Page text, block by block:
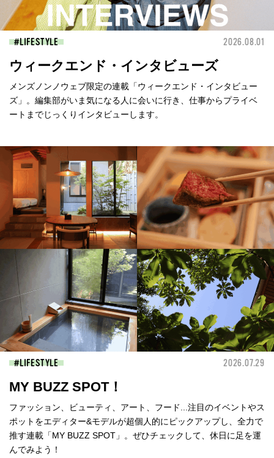
LIFESTYLE 2026.08.01
ウィークエンド・インタビューズ
メンズノンノウェブ限定の連載「ウィークエンド・インタビュー
ズ」。編集部がいま気になる人に会いに行き、仕事からプライベ
ートまでじっくりインタビューします。
LIFESTYLE 2026.07.29
MY BUZZ SPOT！
ファッション、ビューティ、アート、フード...注目のイベントやス
ポットをエディター&モデルが超個人的にピックアップし、全力で
推す連載「MY BUZZ SPOT」。ぜひチェックして、休日に足を運
んでみよう！